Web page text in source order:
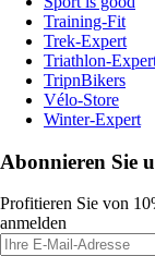
Training-Fit
Trek-Expert
Triathlon-
TripnBikers
Vélo-Store
Winter-Expert
Abonnieren Sie
Profitieren Sie von
anmelden